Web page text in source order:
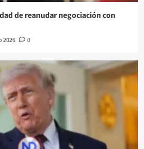
de reanudar negociación con
2026 0